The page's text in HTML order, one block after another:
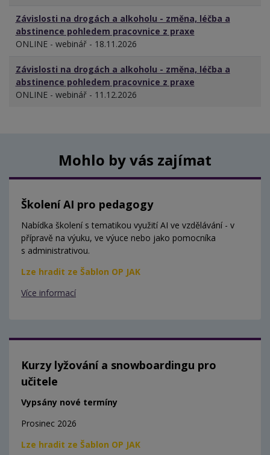
Závislosti na drogách a alkoholu - změna, léčba a
abstinence pohledem pracovnice z praxe
ONLINE - webinář - 18.11.2026
Závislosti na drogách a alkoholu - změna, léčba a
abstinence pohledem pracovnice z praxe
ONLINE - webinář - 11.12.2026
Mohlo by vás zajímat
Školení AI pro pedagogy
Nabídka školení s tematikou využití AI ve vzdělávání - v
přípravě na výuku, ve výuce nebo jako pomocníka
s administrativou.
Lze hradit ze Šablon OP JAK
Více informací
Kurzy lyžování a snowboardingu pro
učitele
Vypsány nové termíny
Prosinec 2026
Lze hradit ze Šablon OP JAK